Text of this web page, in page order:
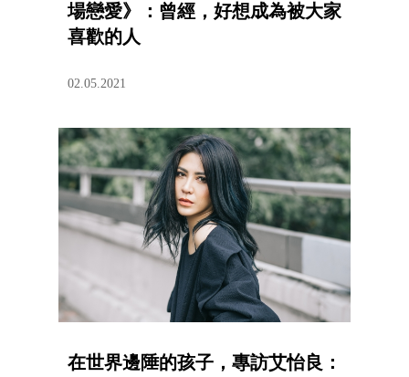
場戀愛》：曾經，好想成為被大家
喜歡的人
02.05.2021
在世界邊陲的孩子，專訪艾怡良：